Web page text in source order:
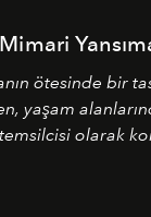
ötesinde bir
yaşam
olarak